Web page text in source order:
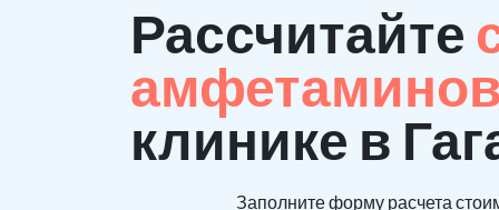
Рассчитайте
клинике в
Заполните форму расчета